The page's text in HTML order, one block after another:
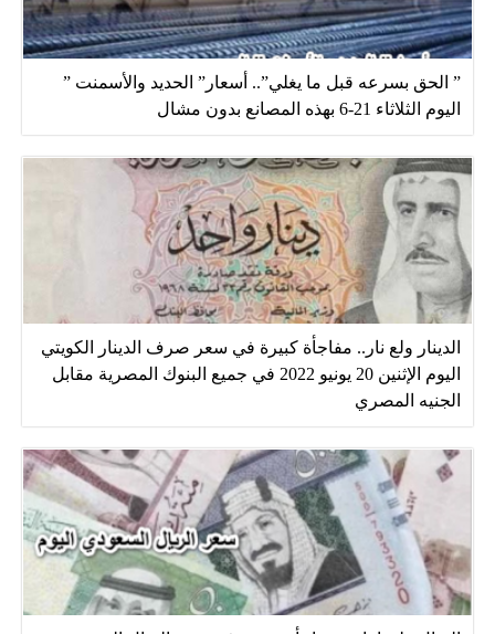
” الحق بسرعه قبل ما يغلي”.. أسعار” الحديد والأسمنت ”
اليوم الثلاثاء 21-6 بهذه المصانع بدون مشال
الدينار ولع نار.. مفاجأة كبيرة في سعر صرف الدينار الكويتي
اليوم الإثنين 20 يونيو 2022 في جميع البنوك المصرية مقابل
الجنيه المصري